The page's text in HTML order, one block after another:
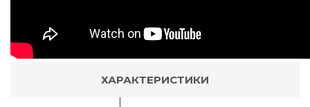
ХАРАКТЕРИСТИКИ